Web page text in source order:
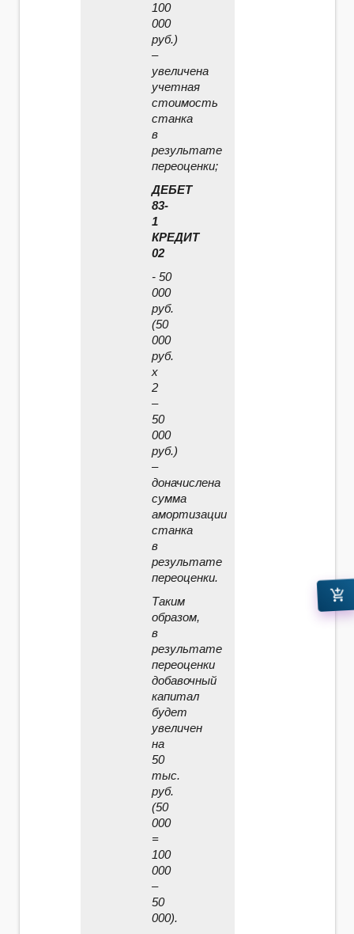
100
000
руб.)
–
увеличена
учетная
стоимость
станка
в
результате
переоценки;
ДЕБЕТ
83-
1
КРЕДИТ
02
- 50
000
руб.
(50
000
руб.
x
2
–
50
000
руб.)
–
доначислена
сумма
амортизации
станка
в
результате
переоценки.
Таким
образом,
в
результате
переоценки
добавочный
капитал
будет
увеличен
на
50
тыс.
руб.
(50
000
=
100
000
–
50
000).
add_shopping_cart